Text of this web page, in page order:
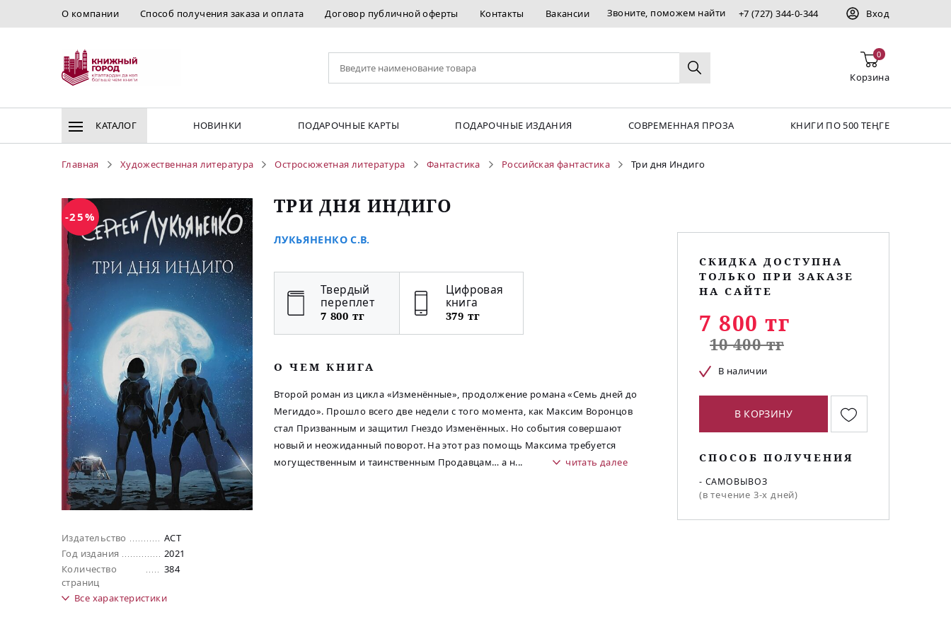
О компании Способ получения заказа и оплата Договор публичной оферты Контакты Вакансии Звоните, поможем найти +7 (727) 344-0-344 Вход
0
Корзина
КАТАЛОГ НОВИНКИ ПОДАРОЧНЫЕ КАРТЫ ПОДАРОЧНЫЕ ИЗДАНИЯ СОВРЕМЕННАЯ ПРОЗА КНИГИ ПО 500 ТЕҢГЕ
Главная Художественная литература Остросюжетная литература Фантастика Российская фантастика Три дня Индиго
-25%
Издательство
АСТ
Год издания
2021
Количество
страниц
384
Все характеристики
ТРИ ДНЯ ИНДИГО
ЛУКЬЯНЕНКО С.В.
Твердый
переплет
7 800 тг
Цифровая
книга
379 тг
O ЧЕМ КНИГА
Второй роман из цикла «Изменённые», продолжение романа «Семь дней до
Мегиддо». Прошло всего две недели с того момента, как Максим Воронцов
стал Призванным и защитил Гнездо Изменённых. Но события совершают
новый и неожиданный поворот. На этот раз помощь Максима требуется
могущественным и таинственным Продавцам… а н... читать далее
СКИДКА ДОСТУПНА
ТОЛЬКО ПРИ ЗАКАЗЕ
НА САЙТЕ
7 800 тг
10 400 тг
В наличии
В КОРЗИНУ
СПОСОБ ПОЛУЧЕНИЯ
- САМОВЫВОЗ
(в течение 3-х дней)